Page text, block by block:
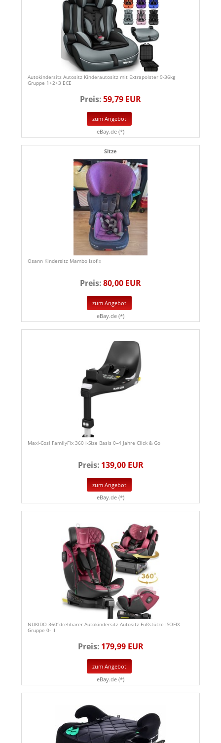
Autokindersitz Autositz Kinderautositz mit Extrapolster 9-36kg
Gruppe 1+2+3 ECE
Preis:59,79 EUR
zum Angebot
eBay.de (*)
Sitze
Osann Kindersitz Mambo Isofix
Preis:80,00 EUR
zum Angebot
eBay.de (*)
Maxi-Cosi FamilyFix 360 i-Size Basis 0–4 Jahre Click & Go
Preis: 139,00 EUR
zum Angebot
eBay.de (*)
NUKIDO 360°drehbarer Autokindersitz Autositz Fußstütze ISOFIX
Gruppe 0- II
Preis: 179,99 EUR
zum Angebot
eBay.de (*)